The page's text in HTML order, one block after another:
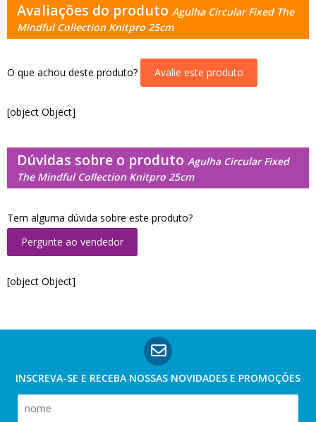
Avaliações do produto Agulha Circular Fixed The
Mindful Collection Knitpro 25cm
O que achou deste produto? Avalie este produto
[object Object]
Dúvidas sobre o produto Agulha Circular Fixed
The Mindful Collection Knitpro 25cm
Tem alguma dúvida sobre este produto?
Pergunte ao vendedor
[object Object]
INSCREVA-SE E RECEBA NOSSAS NOVIDADES E PROMOÇÕES